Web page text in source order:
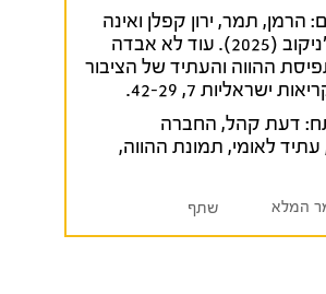
הרמן, תמר, ירון קפלן ואינה
אורלי ספוז'ניקוב (2025). עוד לא אבדה
ההווה והעתיד של הציבור
ישראליות 7, 42-29.
דעת קהל, החברה
עתיד לאומי, תמונת ההווה,
המלא שתף